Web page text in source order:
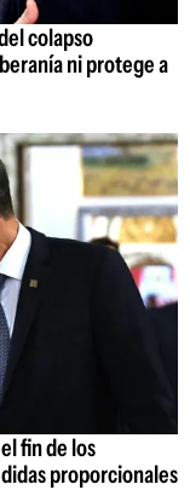
colapso
ni protege a
fin de los
proporcionales